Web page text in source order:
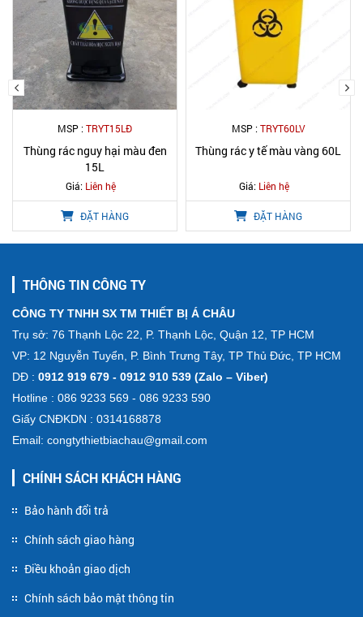
MSP :TRYT15LĐ
Thùng rác nguy hại màu đen
15L
Giá: Liên hệ
ĐẶT HÀNG
MSP :TRYT60LV
Thùng rác y tế màu vàng 60L
Giá: Liên hệ
ĐẶT HÀNG
THÔNG TIN CÔNG TY
CÔNG TY TNHH SX TM THIẾT BỊ Á CHÂU
Trụ sở: 76 Thạnh Lộc 22, P. Thạnh Lộc, Quận 12, TP HCM
VP: 12 Nguyễn Tuyển, P. Bình Trưng Tây, TP Thủ Đức, TP HCM
DĐ : 0912 919 679 - 0912 910 539 (Zalo – Viber)
Hotline : 086 9233 569 - 086 9233 590
Giấy CNĐKDN : 0314168878
Email: congtythietbiachau@gmail.com
CHÍNH SÁCH KHÁCH HÀNG
Bảo hành đổi trả
Chính sách giao hàng
Điều khoản giao dịch
Chính sách bảo mật thông tin